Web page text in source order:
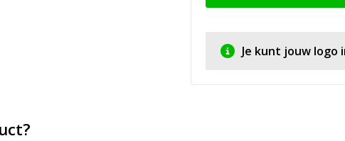
Je kunt jouw logo